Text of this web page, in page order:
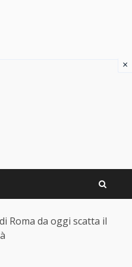
Roma da oggi scatta il
×